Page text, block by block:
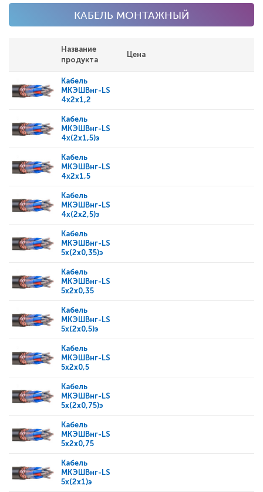
КАБЕЛЬ МОНТАЖНЫЙ
Название
продукта
Цена
Кабель
МКЭШВнг-LS
4x2x1,2
Кабель
МКЭШВнг-LS
4x(2x1,5)э
Кабель
МКЭШВнг-LS
4x2x1,5
Кабель
МКЭШВнг-LS
4x(2x2,5)э
Кабель
МКЭШВнг-LS
5x(2x0,35)э
Кабель
МКЭШВнг-LS
5x2x0,35
Кабель
МКЭШВнг-LS
5x(2x0,5)э
Кабель
МКЭШВнг-LS
5x2x0,5
Кабель
МКЭШВнг-LS
5x(2x0,75)э
Кабель
МКЭШВнг-LS
5x2x0,75
Кабель
МКЭШВнг-LS
5x(2x1)э